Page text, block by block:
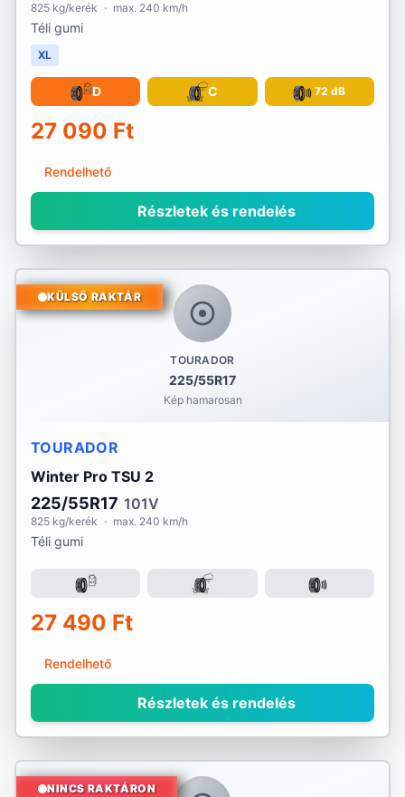
825 kg/kerék · max. 240 km/h
Téli gumi
XL
D C 72 dB
27 090 Ft
Rendelhető
Részletek és rendelés
TOURADOR
225/55R17
Kép hamarosan
KÜLSŐ RAKTÁR
TOURADOR
Winter Pro TSU 2
225/55R17 101V
825 kg/kerék · max. 240 km/h
Téli gumi
27 490 Ft
Rendelhető
Részletek és rendelés
NINCS RAKTÁRON